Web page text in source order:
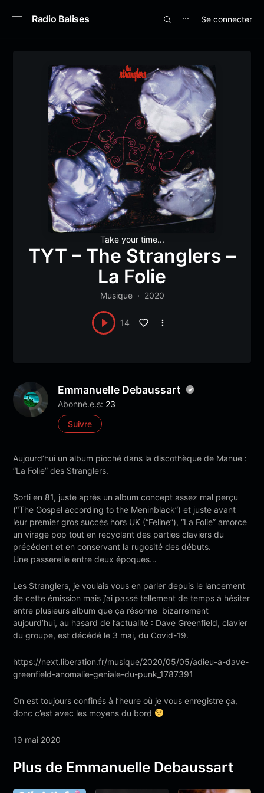
Radio Balises ⋯ Se connecter
Take your time...
TYT – The Stranglers –
La Folie
Musique 2020
14
Emmanuelle Debaussart
Abonné.e.s: 23
Suivre
Aujourd’hui un album pioché dans la discothèque de Manue :
“La Folie” des Stranglers.
Sorti en 81, juste après un album concept assez mal perçu
(“The Gospel according to the Meninblack”) et juste avant
leur premier gros succès hors UK (“Feline”), “La Folie” amorce
un virage pop tout en recyclant des parties claviers du
précédent et en conservant la rugosité des débuts.
Une passerelle entre deux époques…
Les Stranglers, je voulais vous en parler depuis le lancement
de cette émission mais j’ai passé tellement de temps à hésiter
entre plusieurs album que ça résonne bizarrement
aujourd’hui, au hasard de l’actualité : Dave Greenfield, clavier
du groupe, est décédé le 3 mai, du Covid-19.
https://next.liberation.fr/musique/2020/05/05/adieu-a-dave-
greenfield-anomalie-geniale-du-punk_1787391
On est toujours confinés à l’heure où je vous enregistre ça,
donc c’est avec les moyens du bord
19 mai 2020
Plus de Emmanuelle Debaussart